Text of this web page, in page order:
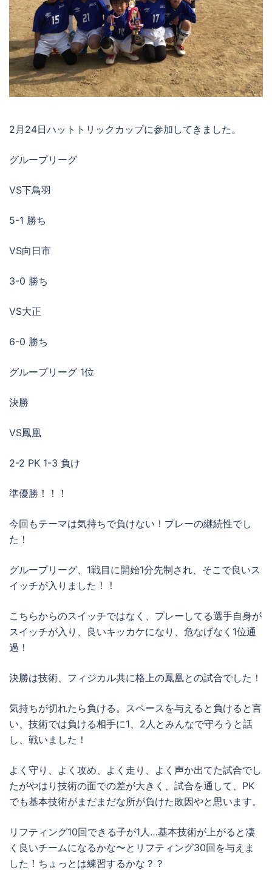
2月24日ハットトリックカップに参加してきました。
グループリーグ
VS下鳥羽
5-1 勝ち
VS向日市
3-0 勝ち
VS大正
6-0 勝ち
グループリーグ 1位
決勝
VS鳳凰
2-2 PK 1-3 負け
準優勝！！！
今回もテーマは気持ちで負けない！プレーの継続性でし
た！
グループリーグ、1戦目に開始1分先制され、そこで良いス
イッチが入りました！！
こちらからのスイッチではなく、プレーしてる選手自身が
スイッチが入り、良いキッカケになり、危なげなく1位通
過！
決勝は技術、フィジカル共に格上の鳳凰との試合でした！
気持ちが切れたら負ける。スペースを与えると負けると言
い、技術では負ける相手に1、2人とみんなで守ろうと話
し、戦いました！
よく守り、よく攻め、よく走り、よく声か出てた試合でし
たがやはり技術の面での差が大きく、試合を通して、PK
でも基本技術がまだまだな所が負けた敗因やと思います。
リフティング10回できる子が1人…基本技術が上がると凄
く良いチームになるかな〜とリフティング30回を与えま
した！ちょっとは練習するかな？？